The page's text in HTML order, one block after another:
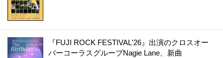
『FUJI ROCK FESTIVAL'26』出演のクロスオー
バーコーラスグループNagie Lane、新曲